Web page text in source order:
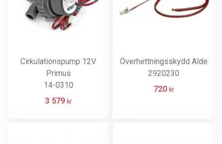
Cirkulationspump 12V
Primus
14-0310
3 579 kr
Överhettningsskydd Alde
2920230
720 kr